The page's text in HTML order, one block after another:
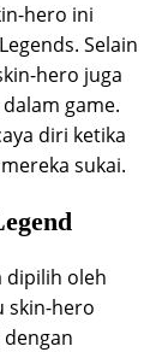
hero ini
Selain
hero juga
game.
diri ketika
sukai.
dipilih oleh
skin-hero